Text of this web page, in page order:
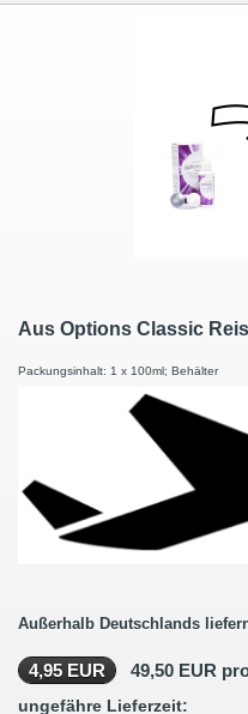
Packungsinhalt: 1 x 100ml; Behälter
Außerhalb Deutschlands liefern wir
4,95 EUR 49,50 EUR
ungefähre Lieferzeit: